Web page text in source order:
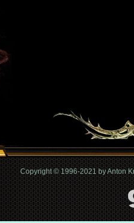
Copyright © 1996-2021 by Anton